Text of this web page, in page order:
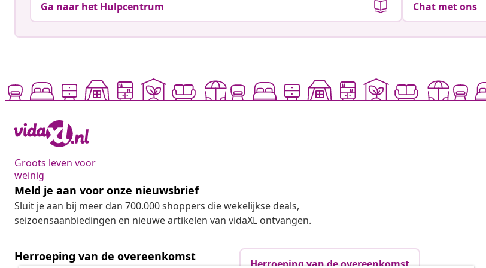
Ga naar het Hulpcentrum Chat met ons
Groots leven voor
weinig
Meld je aan voor onze nieuwsbrief
Sluit je aan bij meer dan 700.000 shoppers die wekelijkse deals,
seizoensaanbiedingen en nieuwe artikelen van vidaXL ontvangen.
Herroeping van de overeenkomst
Herroeping van de overeenkomst